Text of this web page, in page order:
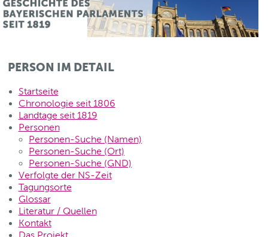
PERSON IM DETAIL
Startseite
Chronologie seit 1806
Landtage seit 1819
Personen
Personen-Suche (Namen)
Personen-Suche (Ort)
Personen-Suche (GND)
Verfolgte der NS-Zeit
Tagungsorte
Glossar
Literatur / Quellen
Kontakt
Das Projekt